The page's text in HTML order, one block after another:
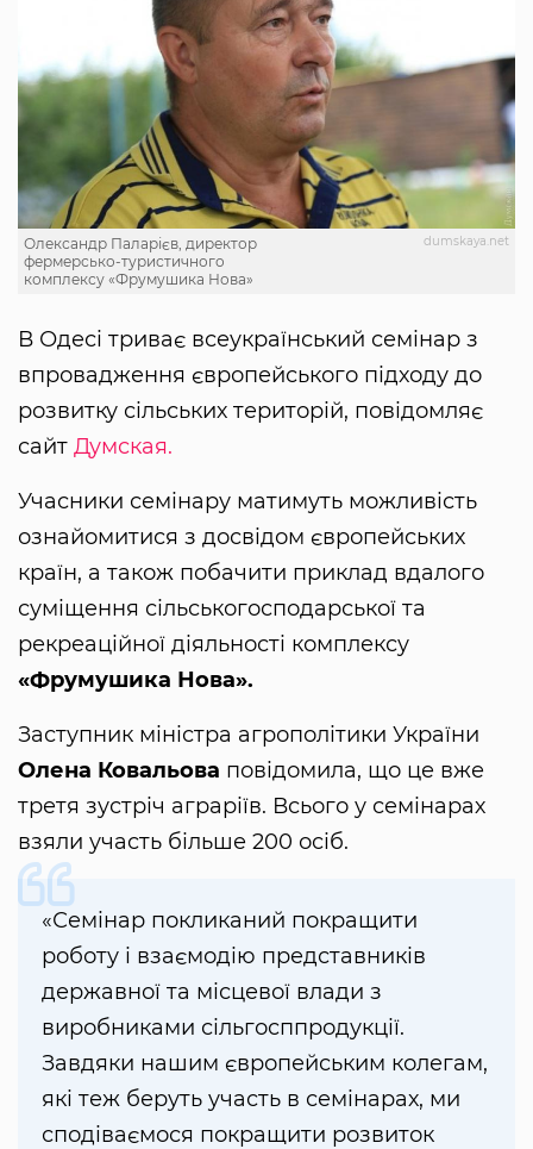
dumskaya.net
Олександр Паларієв, директор
фермерсько-туристичного
комплексу «Фрумушика Нова»
В Одесі триває всеукраїнський семінар з
впровадження європейського підходу до
розвитку сільських територій, повідомляє
сайт Думская.
Учасники семінару матимуть можливість
ознайомитися з досвідом європейських
країн, а також побачити приклад вдалого
суміщення сільськогосподарської та
рекреаційної діяльності комплексу
«Фрумушика Нова».
Заступник міністра агрополітики України
Олена Ковальова повідомила, що це вже
третя зустріч аграріїв. Всього у семінарах
взяли участь більше 200 осіб.
«Семінар покликаний покращити
роботу і взаємодію представників
державної та місцевої влади з
виробниками сільгосппродукції.
Завдяки нашим європейським колегам,
які теж беруть участь в семінарах, ми
сподіваємося покращити розвиток